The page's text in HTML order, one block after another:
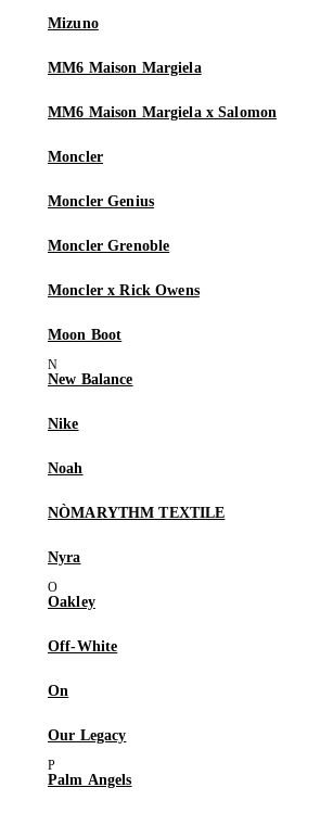
Mizuno
MM6 Maison Margiela
MM6 Maison Margiela x Salomon
Moncler
Moncler Genius
Moncler Grenoble
Moncler x Rick Owens
Moon Boot
New Balance
Nike
Noah
NÒMARYTHM TEXTILE
Nyra
Oakley
Off-White
On
Our Legacy
Palm Angels